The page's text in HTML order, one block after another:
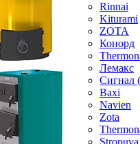
Rinnai
Kiturami
ZOTA
Конорд
Лемакс
Baxi
Navien
Zota
Stropuva